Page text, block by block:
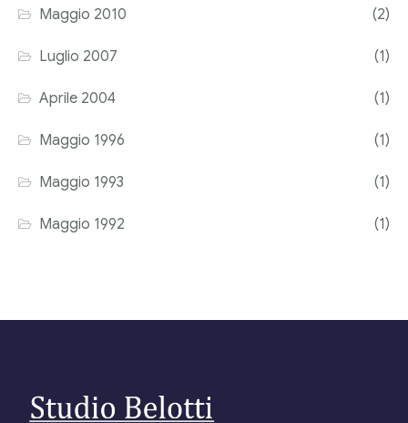
Maggio 2010 (2)
Luglio 2007 (1)
Aprile 2004 (1)
Maggio 1996 (1)
Maggio 1993 (1)
Maggio 1992 (1)